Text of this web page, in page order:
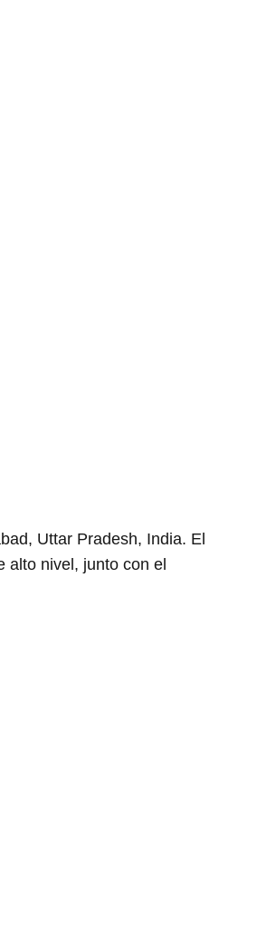
Uttar Pradesh, India. El
alto nivel, junto con el